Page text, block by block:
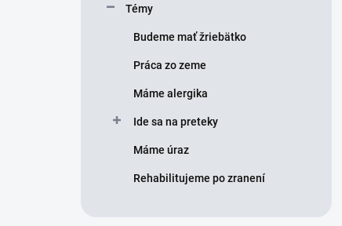
Témy
Budeme mať žriebätko
Práca zo zeme
Máme alergika
Ide sa na preteky
Máme úraz
Rehabilitujeme po zranení